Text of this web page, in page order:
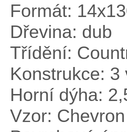
Formát:
Dřevina: dub
Třídění:
Konstrukce:
Horní dýha:
Vzor: Chevron